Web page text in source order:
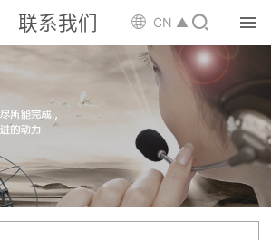
联系我们 CN ▲ 
 首页
 选矿设备
 配件耗材
 解决方案
 选矿总包